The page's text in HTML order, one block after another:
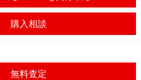
購入相談
無料査定